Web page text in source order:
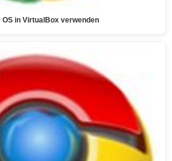
OS in VirtualBox verwenden